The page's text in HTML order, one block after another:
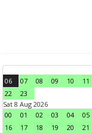
06 07 08 09 10 11
22
23
Sat 8 Aug 2026
00
01 02 03 04 05
16
17 18 19 20 21